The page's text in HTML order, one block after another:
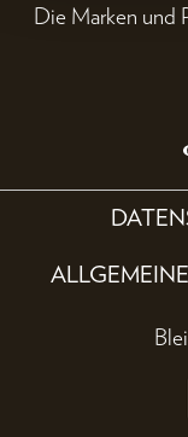
Die Marken und